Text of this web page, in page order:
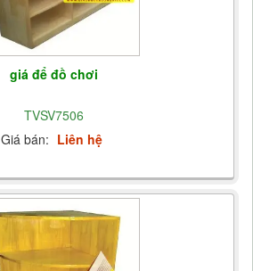
giá để đồ chơi
TVSV7506
Giá bán: Liên hệ